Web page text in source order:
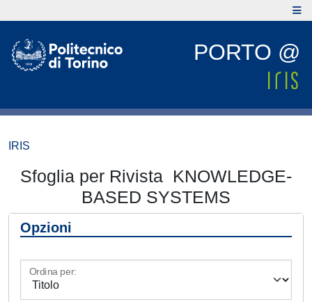
PORTO @
IRIS
Sfoglia per Rivista KNOWLEDGE-
BASED SYSTEMS
Opzioni
Ordina per: